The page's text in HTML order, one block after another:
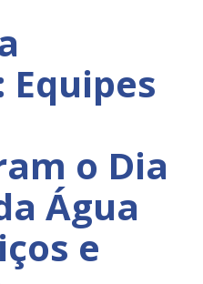
Equipes
o Dia
Água
e